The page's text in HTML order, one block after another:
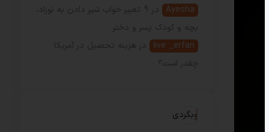
Ayesha
در
9 تعبیر خواب شیر دادن به نوزاد،
بچه و کودک پسر و دختر
live _erfan
در
هزینه تحصیل در آمریکا
چقدر است؟
وبگردی